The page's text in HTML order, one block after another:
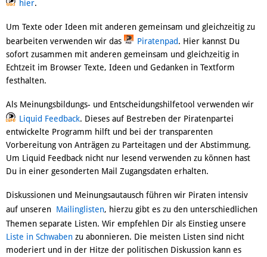
hier.
Um Texte oder Ideen mit anderen gemeinsam und gleichzeitig zu
bearbeiten verwenden wir das
Piratenpad. Hier kannst Du
sofort zusammen mit anderen gemeinsam und gleichzeitig in
Echtzeit im Browser Texte, Ideen und Gedanken in Textform
festhalten.
Als Meinungsbildungs- und Entscheidungshilfetool verwenden wir
Liquid Feedback. Dieses auf Bestreben der Piratenpartei
entwickelte Programm hilft und bei der transparenten
Vorbereitung von Anträgen zu Parteitagen und der Abstimmung.
Um Liquid Feedback nicht nur lesend verwenden zu können hast
Du in einer gesonderten Mail Zugangsdaten erhalten.
Diskussionen und Meinungsautausch führen wir Piraten intensiv
auf unseren Mailinglisten, hierzu gibt es zu den unterschiedlichen
Themen separate Listen. Wir empfehlen Dir als Einstieg unsere
Liste in Schwaben zu abonnieren. Die meisten Listen sind nicht
moderiert und in der Hitze der politischen Diskussion kann es